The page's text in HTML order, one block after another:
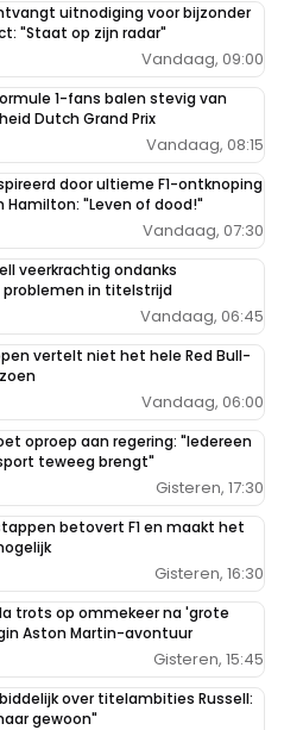
uitnodiging voor bijzonder
"Staat op zijn radar"
Vandaag, 09:00
1-fans balen stevig van
Dutch Grand Prix
Vandaag, 08:15
door ultieme F1-ontknoping
Hamilton: "Leven of dood!"
Vandaag, 07:30
veerkrachtig ondanks
in titelstrijd
Vandaag, 06:45
vertelt niet het hele Red Bull-
Vandaag, 06:00
oproep aan regering: "Iedereen
teweeg brengt"
Gisteren, 17:30
betovert F1 en maakt het
Gisteren, 16:30
trots op ommekeer na 'grote
Aston Martin-avontuur
Gisteren, 15:45
over titelambities Russell:
gewoon"